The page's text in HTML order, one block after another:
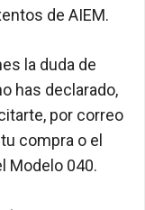
de AIEM.
la duda de
has declarado,
por correo
compra o el
Modelo 040.